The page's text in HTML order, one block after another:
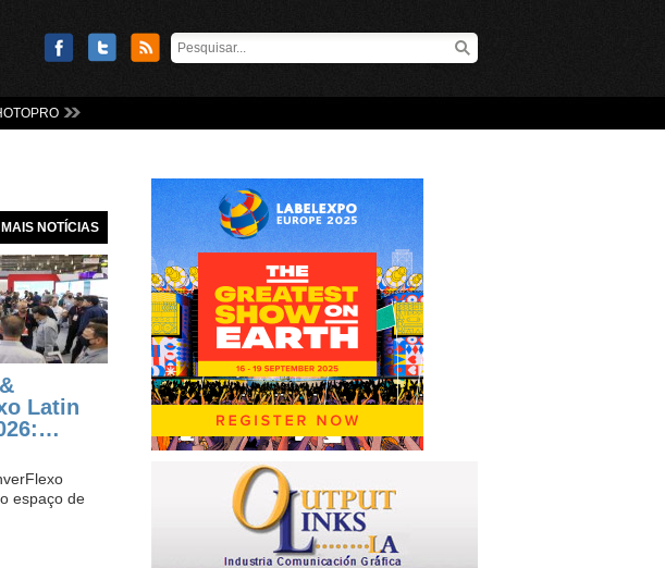
NOTÍCIAS
Latin
espaço de